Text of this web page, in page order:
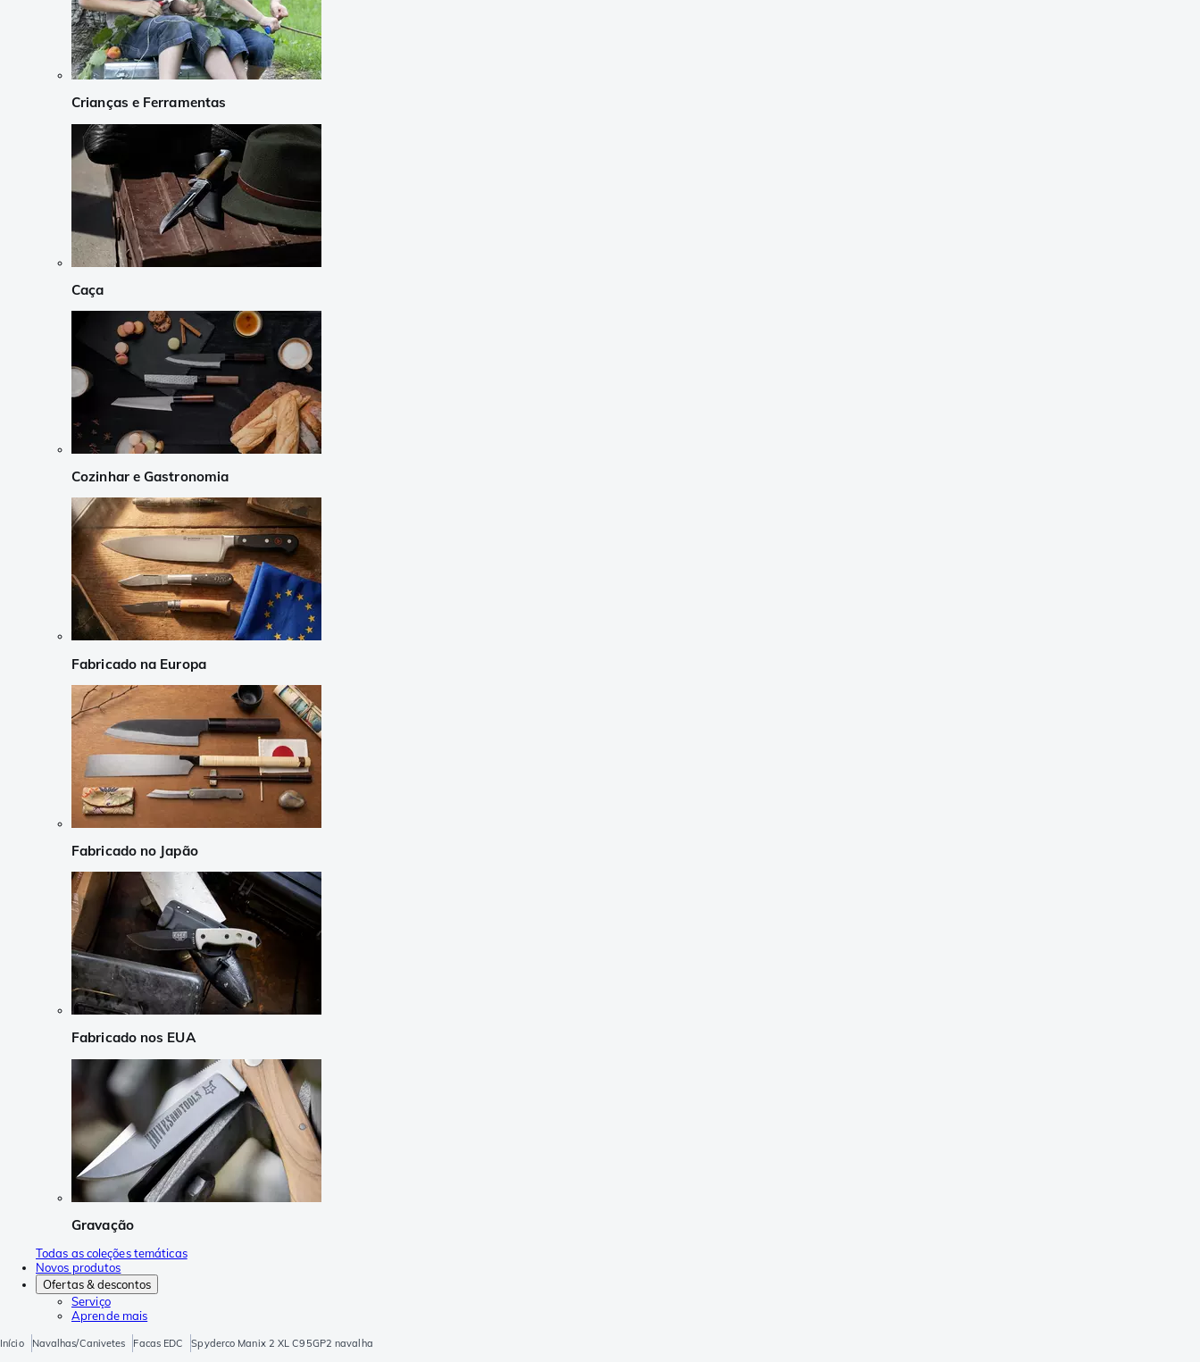
Crianças e Ferramentas
Caça
Cozinhar e Gastronomia
Fabricado na Europa
Fabricado no Japão
Fabricado nos EUA
Gravação
Todas as coleções temáticas
Novos produtos
Ofertas & descontos
Serviço
Aprende mais
Início Navalhas/Canivetes Facas EDC Spyderco Manix 2 XL C95GP2 navalha